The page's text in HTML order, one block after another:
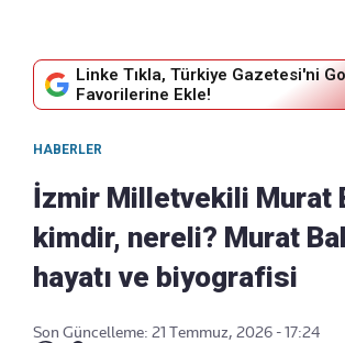
Linke Tıkla, Türkiye Gazetesi'ni
Favorilerine Ekle!
HABERLER
İzmir Milletvekili Murat
kimdir, nereli? Murat
hayatı ve biyografisi
Son Güncelleme: 21 Temmuz, 2026 - 17:24